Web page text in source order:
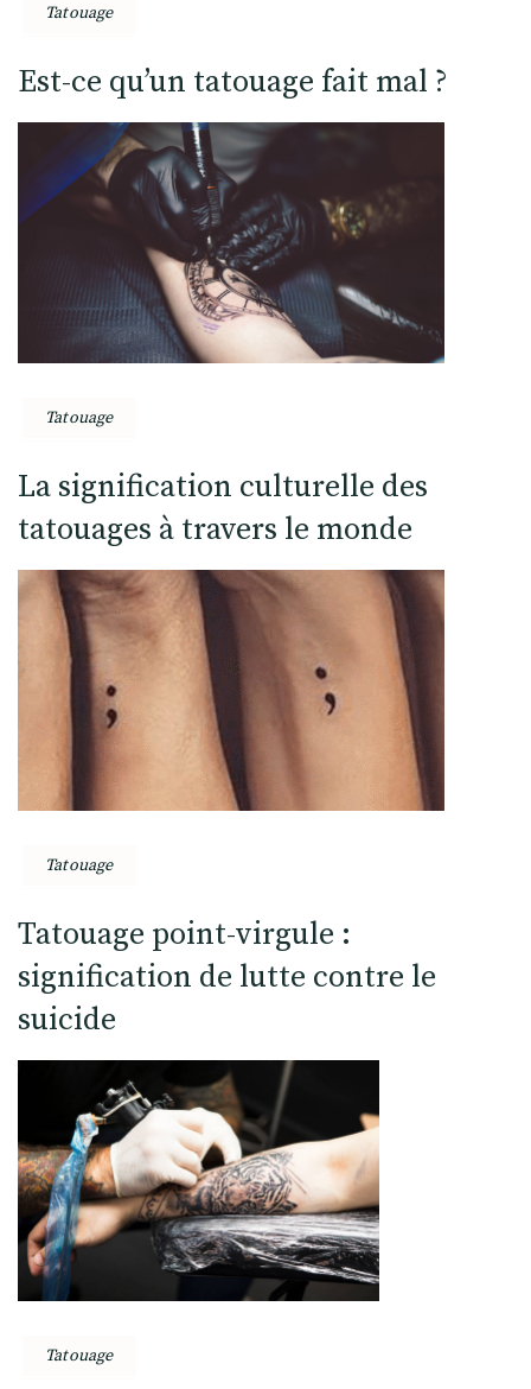
Tatouage
Est-ce qu’un tatouage fait mal ?
Tatouage
La signification culturelle des
tatouages à travers le monde
Tatouage
Tatouage point-virgule :
signification de lutte contre le
suicide
Tatouage